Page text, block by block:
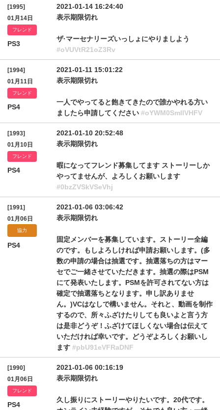
[1995]
01月14日
フレンド
PS3
2021-01-14 16:24:40
表示期限切れ
ザ·マーセナリーズいっしょにやりましよう
#oVUVtR21oZ3Rv
[1994]
01月11日
フレンド
PS4
2021-01-11 15:01:22
表示期限切れ
一人でやってると飽きてきたので誰かやれる方い
ましたら申請してください #oYWM0SmlIVHFV
[1993]
01月10日
フレンド
PS4
2021-01-10 20:52:48
表示期限切れ
暇になってフレンド募集してます ストーリーしか
やってませんが、よろしくお願いします
#0bzZVSkVSeVhj
[1991]
01月06日
協力
PS4
2021-01-06 03:06:42
表示期限切れ
固定メンバーを募集しています。ストーリー全編
のです。もしよろしければ申請お願いします。(多
数の申請の場合は抽選です。抽選落ちの方はマー
セでご一緒させていただきます。抽選の際はPSM
にて発表いたします。PSMを許可されてない方は
確定で抽選落ちとなります。申し訳ありませ
ん。)VCはなしで構いません。それと、動画を制作
するので、所々ふざけたりしても良いよと言う方
は是非どうぞ！ふざけてほしくない場合は伝えて
いただければ幸いです。どうぞよろしくお願いし
ます #pbU91eVFRaDNF
[1990]
01月06日
フレンド
PS4
2021-01-06 00:16:19
表示期限切れ
久し振りにストーリーやりたいです。20代です。